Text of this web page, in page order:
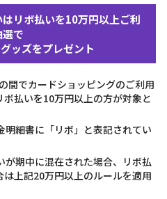
リボ払いを10万円以上ご利
で
ッズをプレゼント
間でカードショッピングのご利用
払いを10万円以上の方が対象と
明細書に「リボ」と表記されてい
が期中に混在された場合、リボ払
上記20万円以上のルールを適用